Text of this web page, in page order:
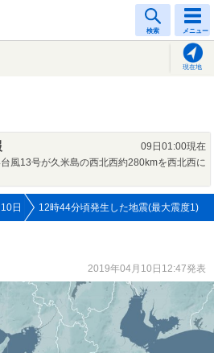
検索 メニュー
現在地
09日01:00現在
風13号が久米島の西北西約280kmを西北西に
日 12時44分頃発生した地震(最大震度1)
2019年04月10日12:47発表